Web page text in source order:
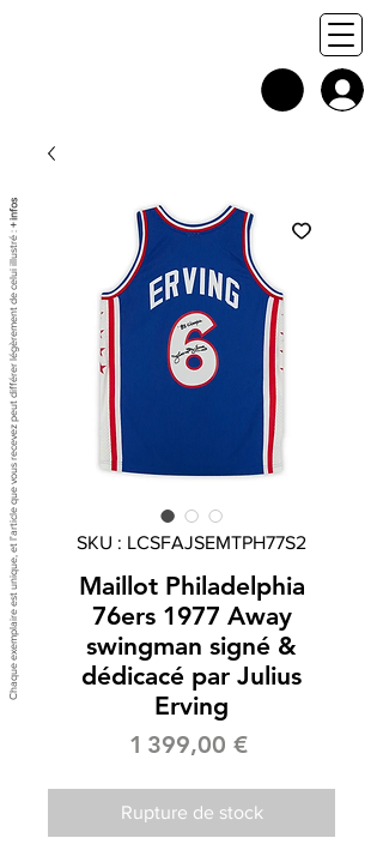
SKU : LCSFAJSEMTPH77S2
Maillot Philadelphia
76ers 1977 Away
swingman signé &
dédicacé par Julius
Erving
1 399,00 €Prix
Rupture de stock
Chaque exemplaire est unique, et l'article que vous recevez peut différer légèrement de celui illustré :
+ infos